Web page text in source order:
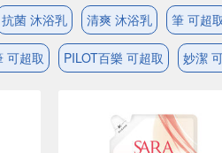
抗菌 沐浴乳 清爽 沐浴乳 筆 可超取
可超取 PILOT百樂 可超取 妙潔